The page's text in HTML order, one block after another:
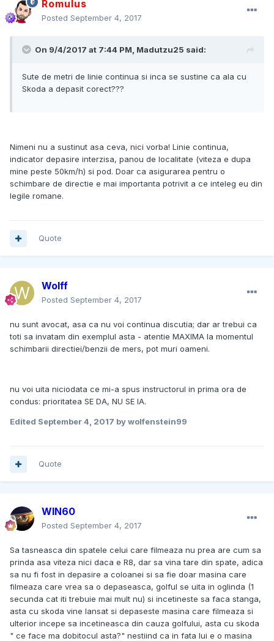
Romulus
Posted September 4, 2017
On 9/4/2017 at 7:44 PM, Madutzu25 said:
Sute de metri de linie continua si inca se sustine ca ala cu
Skoda a depasit corect???
Nimeni nu a sustinut asa ceva, nici vorba! Linie continua,
indicator depasire interzisa, panou de localitate (viteza e dupa
mine peste 50km/h) si pod. Doar ca asigurarea pentru o
schimbare de directie e mai importanta potrivit a ce inteleg eu din
legile romane.
Quote
Wolff
Posted September 4, 2017
nu sunt avocat, asa ca nu voi continua discutia; dar ar trebui ca
toti sa invatam din exemplul asta - atentie MAXIMA la momentul
schimbarii directiei/benzii de mers, pot muri oameni.
nu voi uita niciodata ce mi-a spus instructorul in prima ora de
condus: prioritatea SE DA, NU SE IA.
Edited September 4, 2017 by wolfenstein99
Quote
WIN60
Posted September 4, 2017
Sa tasneasca din spatele celui care filmeaza nu prea are cum sa
prinda asa viteza nici daca e R8, dar sa vina tare din spate, adica
sa nu fi fost in depasire a coloanei si sa fie doar masina care
filmeaza care vrea sa o depaseasca, golful se uita in oglinda (1
secunda cat iti trebuie mai mult nu) si incetineste sa faca stanga,
asta cu skoda vine lansat si depaseste masina care filmeaza si
ulterior incepe sa incetineasca din cauza golfului, asta cu skoda
" ce face ma dobitocul asta?" nestiind ca in fata lui e o masina